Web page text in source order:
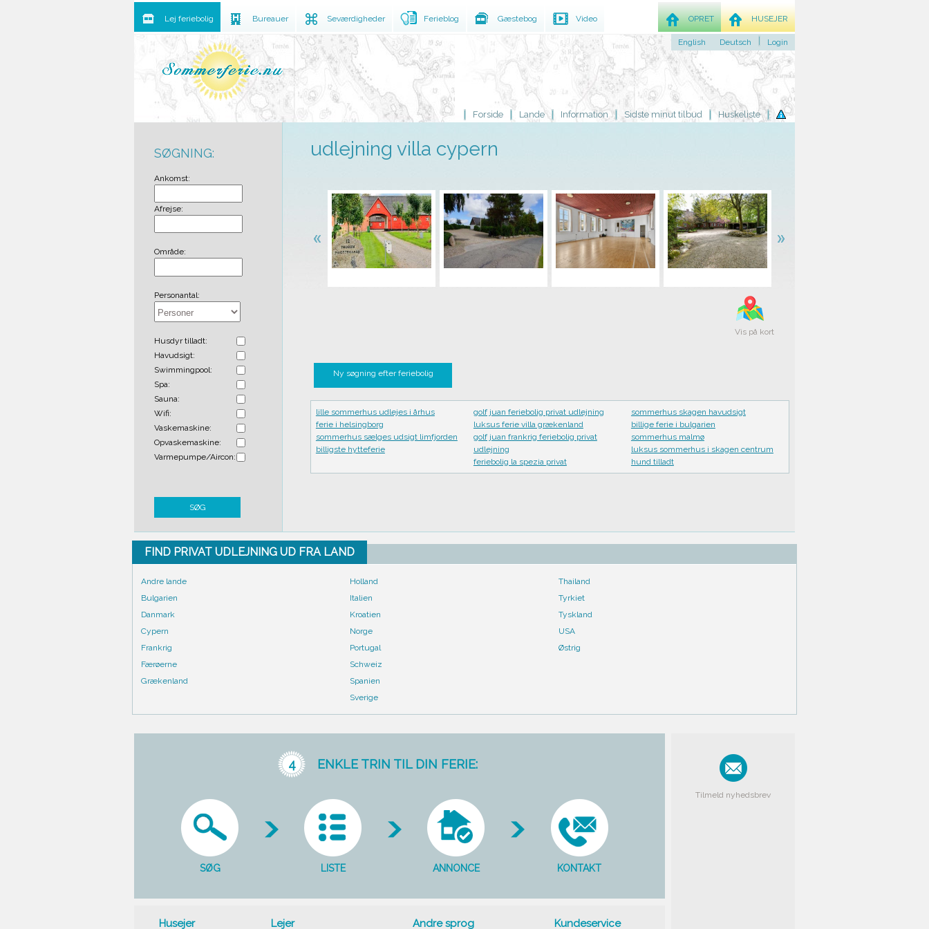
Forside Lande Information Sidste minut tilbud Huskeliste
udlejning villa cypern
Vis på kort
Ny søgning efter feriebolig
lille sommerhus udlejes i århus
ferie i helsingborg
sommerhus sælges udsigt limfjorden
billigste hytteferie
golf juan feriebolig privat udlejning
luksus ferie villa grækenland
golf juan frankrig feriebolig privat
udlejning
feriebolig la spezia privat
sommerhus skagen havudsigt
billige ferie i bulgarien
sommerhus malmø
luksus sommerhus i skagen centrum
hund tilladt
SØGNING:
Ankomst:
Afrejse:
Område:
Personantal:
Husdyr tilladt:
Havudsigt:
Swimmingpool:
Spa:
Sauna:
Wifi:
Vaskemaskine:
Opvaskemaskine:
Varmepumpe/Aircon:
SØG
FIND PRIVAT UDLEJNING UD FRA LAND
Andre lande
Bulgarien
Danmark
Cypern
Frankrig
Færøerne
Grækenland
Holland
Italien
Kroatien
Norge
Portugal
Schweiz
Spanien
Sverige
Thailand
Tyrkiet
Tyskland
USA
Østrig
4 ENKLE TRIN TIL DIN FERIE:
SØG LISTE ANNONCE KONTAKT
Husejer Lejer Andre sprog Kundeservice
Tilmeld nyhedsbrev
Lej feriebolig Bureauer Seværdigheder Ferieblog Gæstebog Video HUSEJER
OPRET
English Deutsch Login